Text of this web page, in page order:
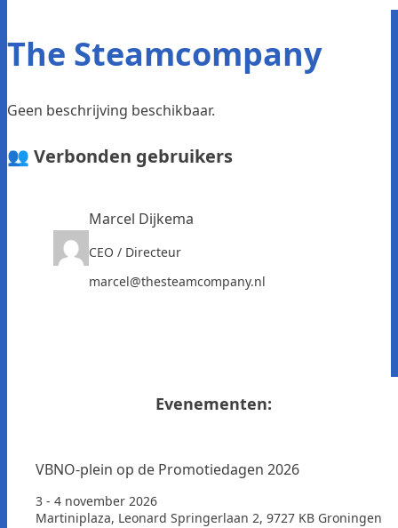
The Steamcompany
Geen beschrijving beschikbaar.
👥 Verbonden gebruikers
Marcel Dijkema
CEO / Directeur
marcel@thesteamcompany.nl
Evenementen:
VBNO-plein op de Promotiedagen 2026
3 - 4 november 2026
Martiniplaza, Leonard Springerlaan 2, 9727 KB Groningen